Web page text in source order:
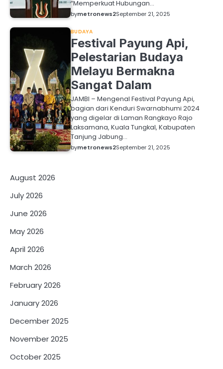
“Memperkuat Hubungan…
bymetronews2September 21, 2025
BUDAYA
Festival Payung Api,
Pelestarian Budaya
Melayu Bermakna
Sangat Dalam
JAMBI – Mengenal Festival Payung Api,
bagian dari Kenduri Swarnabhumi 2024
yang digelar di Laman Rangkayo Rajo
Laksamana, Kuala Tungkal, Kabupaten
Tanjung Jabung…
bymetronews2September 21, 2025
August 2026
July 2026
June 2026
May 2026
April 2026
March 2026
February 2026
January 2026
December 2025
November 2025
October 2025